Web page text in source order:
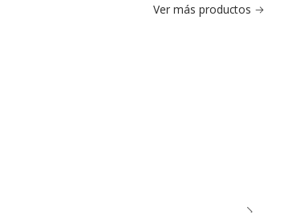
Ver más productos